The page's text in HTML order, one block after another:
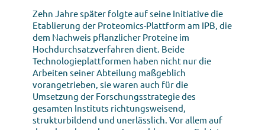
Zehn Jahre später folgte auf seine Initiative die
Etablierung der Proteomics-Plattform am IPB, die
dem Nachweis pflanzlicher Proteine im
Hochdurchsatzverfahren dient. Beide
Technologieplattformen haben nicht nur die
Arbeiten seiner Abteilung maßgeblich
vorangetrieben, sie waren auch für die
Umsetzung der Forschungsstrategie des
gesamten Instituts richtungsweisend,
strukturbildend und unerlässlich. Vor allem auf